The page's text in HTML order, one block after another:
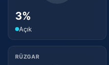
3%
Açık
RÜZGAR